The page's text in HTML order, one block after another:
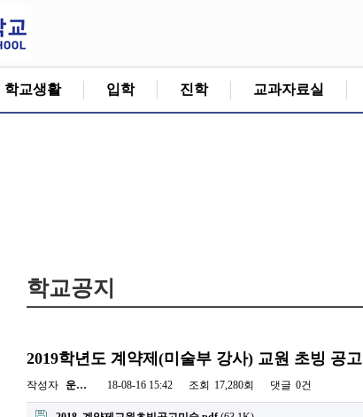
학교생활 입학 진학 교과자료실
학교공지
2019학년도 계약제(미술부 강사) 교원 초빙 공고
작성자 운… 18-08-16 15:42 조회 17,280회 댓글 0건